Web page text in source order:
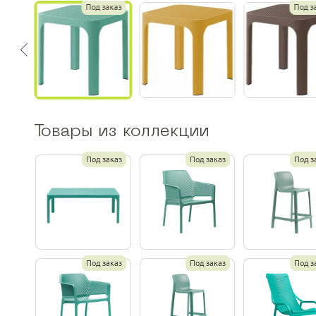
Под заказ Под
Товары из коллекции
Под заказ Под заказ Под
Под заказ Под заказ Под